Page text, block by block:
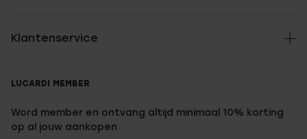
Klantenservice
LUCARDI MEMBER
Word member en ontvang altijd minimaal 10% korting
op al jouw aankopen